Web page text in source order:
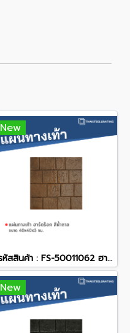
New
รหัสสินค้า : FS-50011062 ฮาร์ดร็อค สีน้ำตาล 40 x 40 x 3 ซม.
New